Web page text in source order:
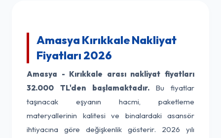
Amasya Kırıkkale Nakliyat
Fiyatları 2026
Amasya - Kırıkkale arası nakliyat fiyatları
32.000 TL'den başlamaktadır.Bu fiyatlar
taşınacak eşyanın hacmi, paketleme
materyallerinin kalitesi ve binalardaki asansör
ihtiyacına göre değişkenlik gösterir. 2026 yılı